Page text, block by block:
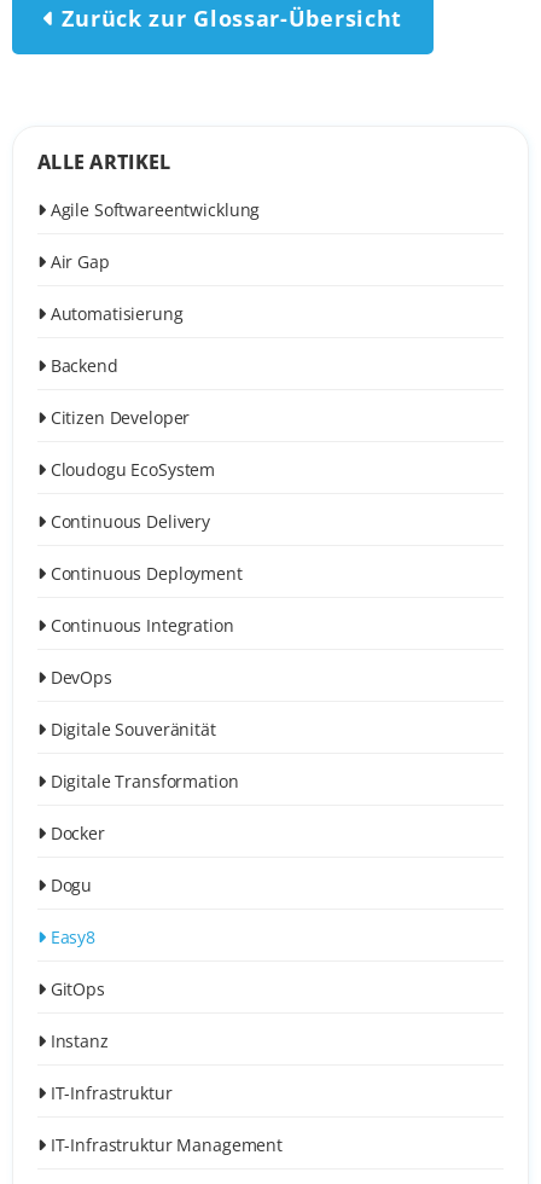
Zurück zur Glossar-Übersicht
ALLE ARTIKEL
Agile Softwareentwicklung
Air Gap
Automatisierung
Backend
Citizen Developer
Cloudogu EcoSystem
Continuous Delivery
Continuous Deployment
Continuous Integration
DevOps
Digitale Souveränität
Digitale Transformation
Docker
Dogu
Easy8
GitOps
Instanz
IT-Infrastruktur
IT-Infrastruktur Management